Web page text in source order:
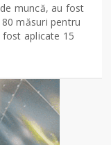
muncă, au fost
măsuri pentru
aplicate 15